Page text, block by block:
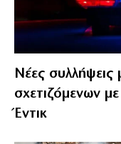
Νέες συλλήψεις
σχετιζόμενων
Έντικ